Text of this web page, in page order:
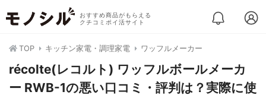
おすすめ商品がもらえる
クチコミポイ活サイト
TOP キッチン家電・調理家電 ワッフルメーカー
récolte(レコルト) ワッフルボールメーカ
ー RWB-1の悪い口コミ・評判は？実際に使